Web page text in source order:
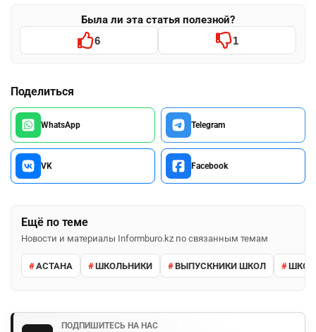
Была ли эта статья полезной?
6 1
Поделиться
WhatsApp Telegram
VK Facebook
Ещё по теме
Новости и материалы Informburo.kz по связанным темам
АСТАНА ШКОЛЬНИКИ ВЫПУСКНИКИ ШКОЛ
ПОДПИШИТЕСЬ НА НАС